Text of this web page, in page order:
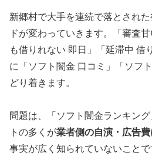
新郷村で大手を連続で落とされ
ドが変わっていきます。「審査
も借りれない 即日」「延滞中 借
に「ソフト闇金 口コミ」「ソフ
どり着きます。
問題は、「ソフト闇金ランキン
トの多くが業者側の自演・広告
事実が広く知られていないことで